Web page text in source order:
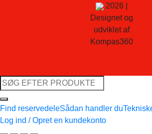
2026 |
Designet og
udviklet af
Kompas360
Søg
efter:
Find reservedeleSådan handler du
Log ind / Opret en kundekonto